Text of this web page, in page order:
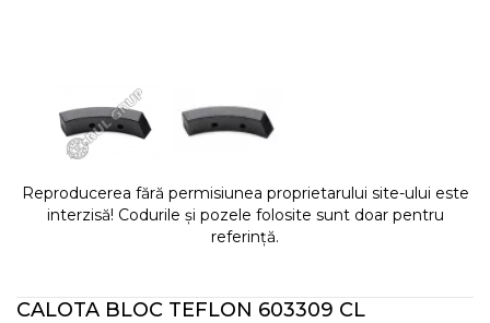
Reproducerea fără permisiunea proprietarului site-ului este
interzisă! Codurile și pozele folosite sunt doar pentru
referință.
CALOTA BLOC TEFLON 603309 CL